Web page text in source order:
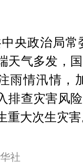
央政治局
天气多发，
雨情汛情，
排查灾害风
重大次生灾
社